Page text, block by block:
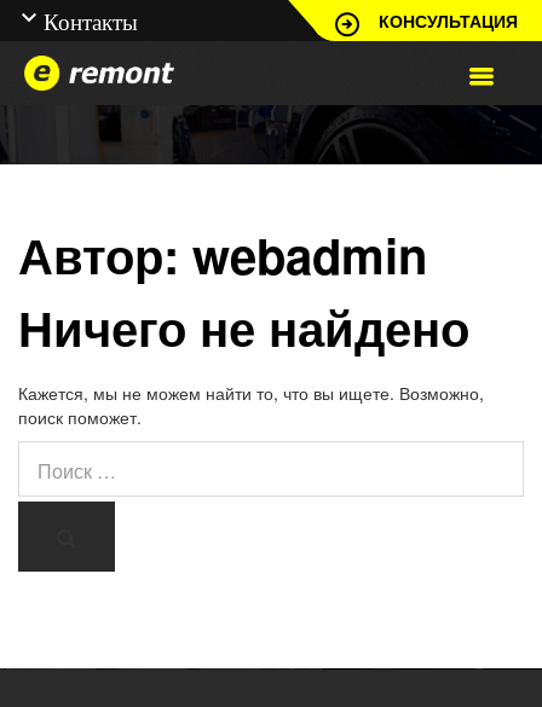
КОНСУЛЬТАЦИЯ
Автор: webadmin
Ничего не найдено
Кажется, мы не можем найти то, что вы ищете. Возможно,
поиск поможет.